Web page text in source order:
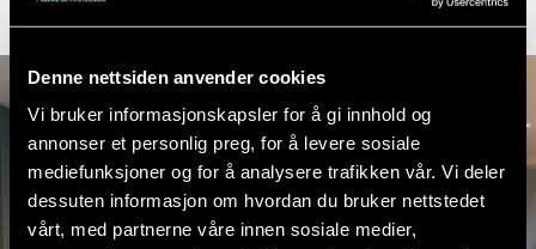
Denne nettsiden anvender cookies
Vi bruker informasjonskapsler for å gi innhold og
annonser et personlig preg, for å levere sosiale
mediefunksjoner og for å analysere trafikken vår. Vi deler
dessuten informasjon om hvordan du bruker nettstedet
vårt, med partnerne våre innen sosiale medier,